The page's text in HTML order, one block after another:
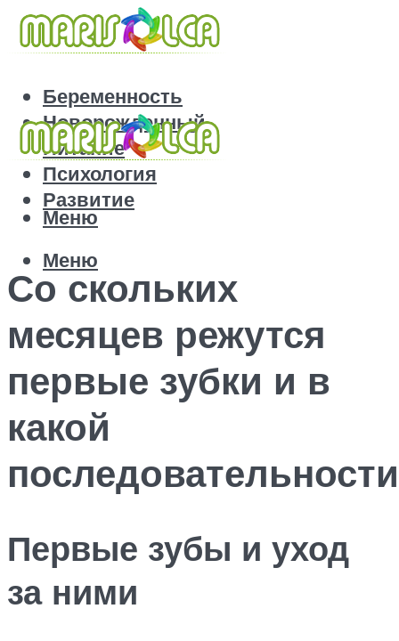
Беременность
Новорожденный
Питание
Психология
Развитие
Меню
Меню
Со скольких
месяцев режутся
первые зубки и в
какой
последовательности
Первые зубы и уход
за ними